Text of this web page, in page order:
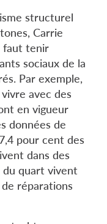
structurel
Carrie
faut tenir
sociaux de la
Par exemple,
avec des
en vigueur
données de
pour cent des
dans des
du quart vivent
réparations